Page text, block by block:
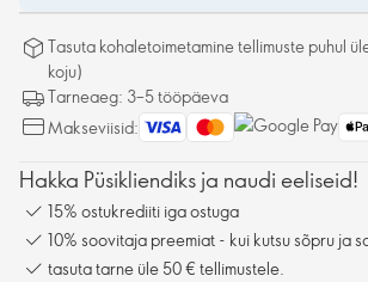
Tasuta kohaletoimetamine tellimuste puhul
koju)
Tarneaeg: 3–5 tööpäeva
Makseviisid:
Hakka Püsikliendiks ja naudi eeliseid!
15% ostukrediiti iga ostuga
10% soovitaja preemiat - kui kutsu sõpru ja
tasuta tarne üle 50 € tellimustele.